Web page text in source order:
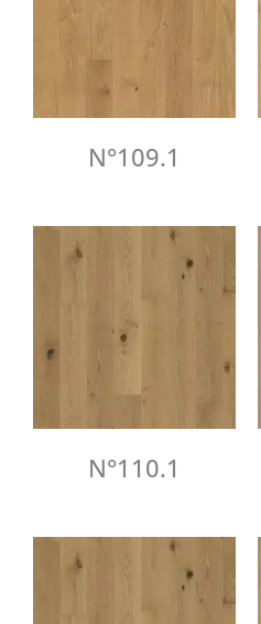
N°109.1
N°110.1